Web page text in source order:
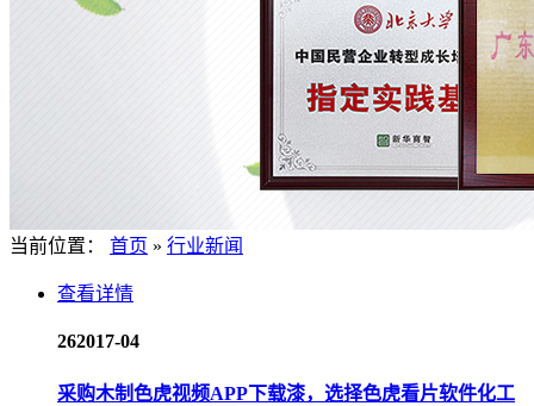
当前位置： 首页 » 行业新闻
查看详情
262017-04
采购木制色虎视频APP下载漆，选择色虎看片软件化工